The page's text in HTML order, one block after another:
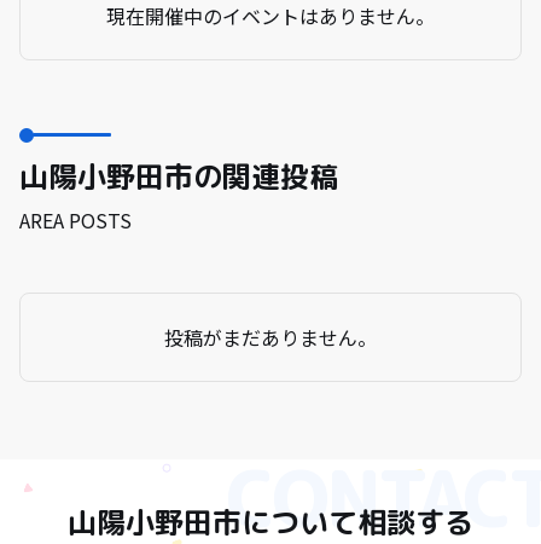
現在開催中のイベントはありません。
山陽小野田市の関連投稿
AREA POSTS
投稿がまだありません。
山陽小野田市について相談する